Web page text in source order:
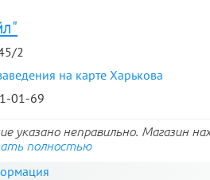
2
на карте Харькова
01-69
указано неправильно. Магазин
полностью